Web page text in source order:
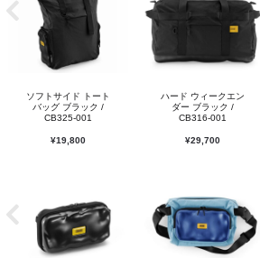
ソフトサイド トート
バッグ ブラック /
CB325-001
¥19,800
ハード ウィークエン
ダー ブラック /
CB316-001
¥29,700